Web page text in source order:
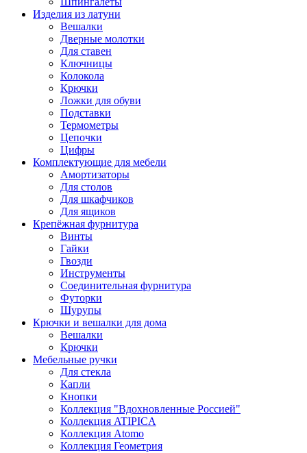
Изделия из латуни
Вешалки
Дверные молотки
Для ставен
Ключницы
Колокола
Крючки
Ложки для обуви
Подставки
Термометры
Цепочки
Цифры
Комплектующие для мебели
Амортизаторы
Для столов
Для шкафчиков
Для ящиков
Крепёжная фурнитура
Винты
Гайки
Гвозди
Инструменты
Соединительная фурнитура
Футорки
Шурупы
Крючки и вешалки для дома
Вешалки
Крючки
Мебельные ручки
Для стекла
Капли
Кнопки
Коллекция "Вдохновленные Россией"
Коллекция ATIPICA
Коллекция Atomo
Коллекция Геометрия